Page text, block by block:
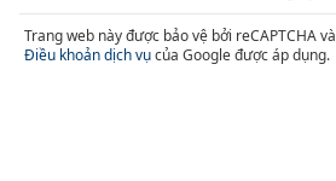
Trang web này được bảo vệ bởi reCAPTCHA và
Điều khoản dịch vụcủa Google được áp dụng.